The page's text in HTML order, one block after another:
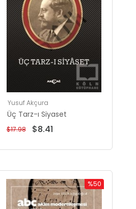
Yusuf Akçura
Üç Tarz-ı Siyaset
$8.41
$17.98
%50
İndirim
%50İndirim